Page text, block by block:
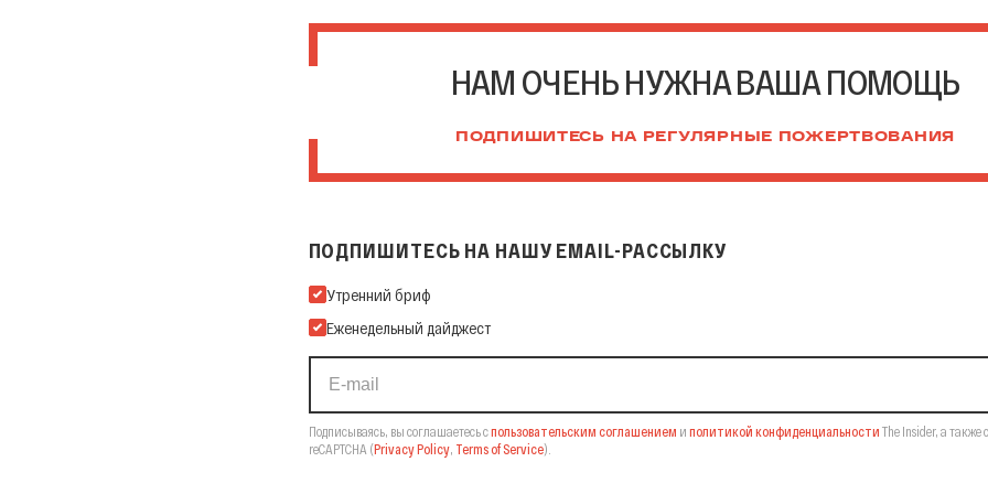
НАМ ОЧЕНЬ НУЖНА ВАША ПОМОЩЬ
ПОДПИШИТЕСЬ НА РЕГУЛЯРНЫЕ ПОЖЕРТВОВАНИЯ
ПОДПИШИТЕСЬ НА НАШУ EMAIL-РАССЫЛКУ
Подпишитесь на нашу Email-рассылку
Утренний бриф
Еженедельный дайджест
Подписываясь, вы соглашаетесь спользовательским соглашением и политикой конфиденциальности The Insider, а также
reCAPTCHA (Privacy Policy, Terms of Service).